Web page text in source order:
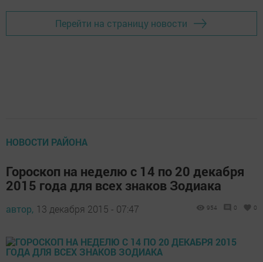
Перейти на страницу новости
НОВОСТИ РАЙОНА
Гороскоп на неделю с 14 по 20 декабря
2015 года для всех знаков Зодиака
автор, 13 декабря 2015 - 07:47 954 0 0